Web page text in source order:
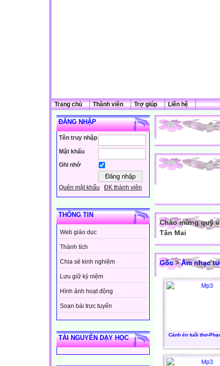
Trang chủ Thành viên Trợ giúp Liên hệ
ĐĂNG NHẬP
Tên truy nhập
Mật khẩu
Ghi nhớ
Quên mật khẩu ĐK thành viên
THÔNG TIN
Web giáo dục
Thành tích
Chia sẻ kinh nghiệm
Lưu giữ kỷ niệm
Hình ảnh hoạt động
Soạn bài trực tuyến
TÀI NGUYÊN DẠY HỌC
Chào mừng quý
Tân Mai
Gốc>Âm nhạc
Cánh én tuổi thơ-